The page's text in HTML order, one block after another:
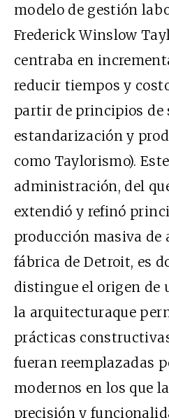
modelo de gestión
Frederick Winslow
centraba en
reducir tiempos y
partir de principios de
estandarización y
como Taylorismo).
administración, del
extendió y refinó
producción masiva de
fábrica de Detroit, es
distingue el origen de
la arquitecturaque
prácticas
fueran reemplazadas
modernos en los que
precisión y